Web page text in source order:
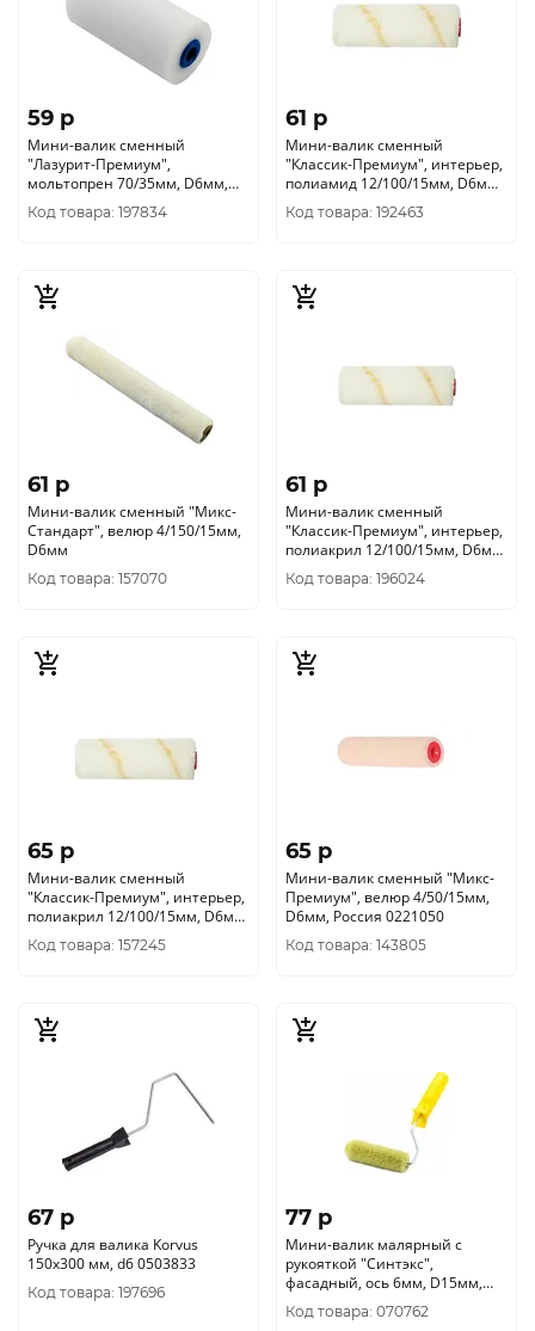
59 p
Мини-валик сменный
"Лазурит-Премиум",
мольтопрен 70/35мм, D6мм,
КНР
Код товара: 197834
61 p
Мини-валик сменный
"Классик-Премиум", интерьер,
полиамид 12/100/15мм, D6мм
0215052
Код товара: 192463
61 p
Мини-валик сменный "Микс-
Стандарт", велюр 4/150/15мм,
D6мм
Код товара: 157070
61 p
Мини-валик сменный
"Классик-Премиум", интерьер,
полиакрил 12/100/15мм, D6мм
0211052
Код товара: 196024
65 p
Мини-валик сменный
"Классик-Премиум", интерьер,
полиакрил 12/100/15мм, D6мм
0213052
Код товара: 157245
65 p
Мини-валик сменный "Микс-
Премиум", велюр 4/50/15мм,
D6мм, Россия 0221050
Код товара: 143805
67 p
Ручка для валика Korvus
150х300 мм, d6 0503833
Код товара: 197696
77 p
Мини-валик малярный с
рукояткой "Синтэкс",
фасадный, ось 6мм, D15мм,
55мм, РемоКолор 06-1-500
Код товара: 070762